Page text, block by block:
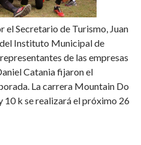
el Secretario de Turismo, Juan
Instituto Municipal de
de las empresas
Catania fijaron el
La carrera Mountain Do
10 k se realizará el próximo 26